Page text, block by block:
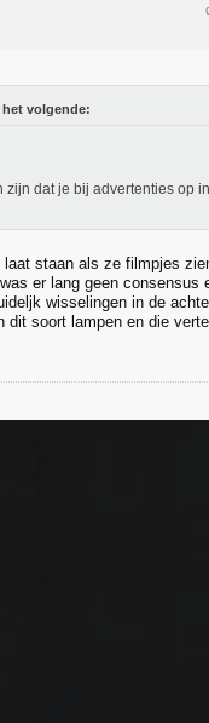
het volgende:
dat je bij advertenties op
laat staan als ze filmpjes
er lang geen consensus
wisselingen in de
soort lampen en die